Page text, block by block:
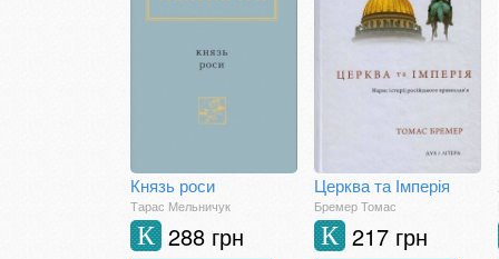
Князь роси
Тарас Мельничук
288 грн
К
Церква та Імперія
Бремер Томас
217 грн
К